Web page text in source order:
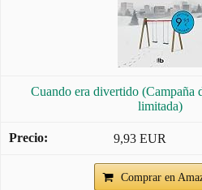
Cuando era divertido (Campaña
limitada)
9,93 EUR
Comprar en